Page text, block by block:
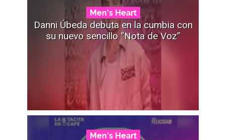
Men's Heart
Danni Úbeda debuta en la cumbia con
su nuevo sencillo “Nota de Voz”
Men's Heart